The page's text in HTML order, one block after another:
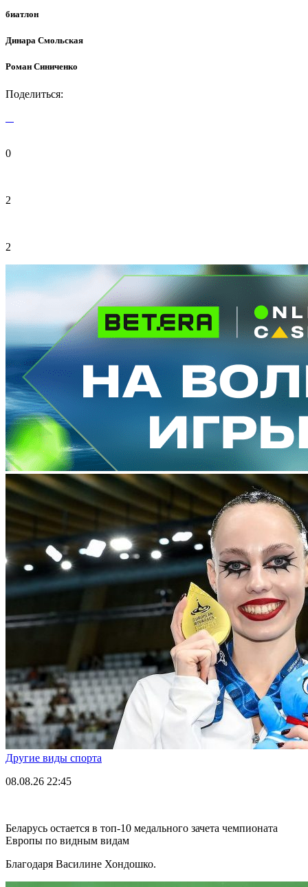
биатлон
Динара Смольская
Роман Синиченко
Поделиться:
0
2
2
Другие виды спорта
08.08.26 22:45
Беларусь остается в топ-10 медального зачета чемпионата
Европы по видным видам
Благодаря Василине Хондошко.